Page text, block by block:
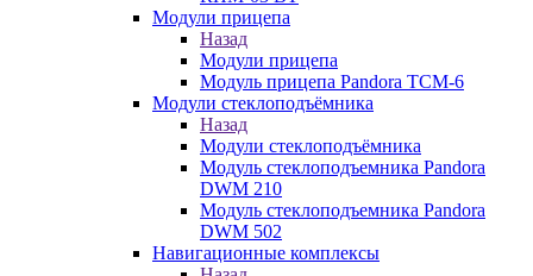
Модули прицепа
Назад
Модули прицепа
Модуль прицепа Pandora TCM-6
Модули стеклоподъёмника
Назад
Модули стеклоподъёмника
Модуль стеклоподъемника Pandora
DWM 210
Модуль стеклоподъемника Pandora
DWM 502
Навигационные комплексы